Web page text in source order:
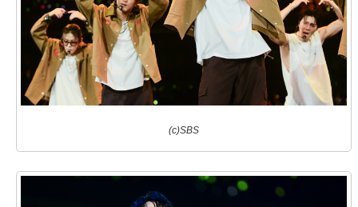
(c)SBS